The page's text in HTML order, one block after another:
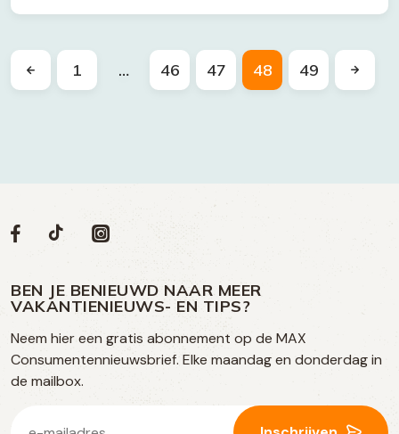
1 … 46 47 48 49
Volg
op
social
media
Social
Volg
op
Facebook
Volg
op
TikTok
Volg
op
Instagram
BEN JE BENIEUWD NAAR MEER
VAKANTIENIEUWS- EN TIPS?
Neem hier een gratis abonnement op de MAX
Consumentennieuwsbrief. Elke maandag en donderdag in
de mailbox.